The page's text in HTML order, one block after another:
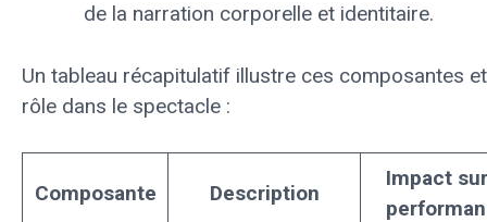
de la narration corporelle et identitaire.
Un tableau récapitulatif illustre ces composantes
rôle dans le spectacle :
Composante Description
Impact